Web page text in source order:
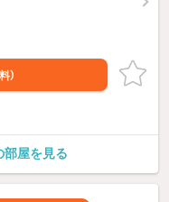
）
部屋を見る